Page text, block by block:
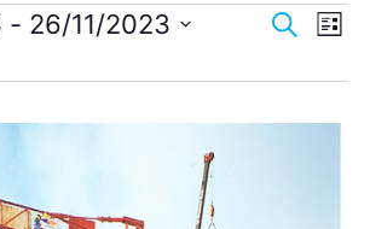
de
Pesquisar
de
Lista
- 26/11/2023